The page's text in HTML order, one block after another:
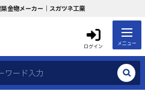
金物メーカー｜スガツネ工業
ログイン メニュー